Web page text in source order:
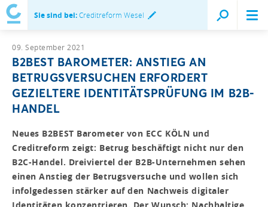
Sie sind bei:Creditreform Wesel
09. September 2021
B2BEST BAROMETER: ANSTIEG AN
BETRUGSVERSUCHEN ERFORDERT
GEZIELTERE IDENTITÄTSPRÜFUNG IM B2B-
HANDEL
Neues B2BEST Barometer von ECC KÖLN und
Creditreform zeigt: Betrug beschäftigt nicht nur den
B2C-Handel. Dreiviertel der B2B-Unternehmen sehen
einen Anstieg der Betrugsversuche und wollen sich
infolgedessen stärker auf den Nachweis digitaler
Identitäten konzentrieren. Der Wunsch: Nachhaltige